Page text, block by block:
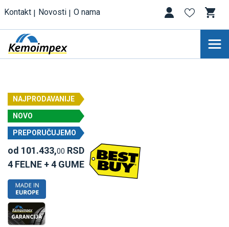
Kontakt Novosti O nama
NAJPRODAVANIJE
NOVO
PREPORUČUJEMO
od 101.433,00 RSD
4 FELNE + 4 GUME